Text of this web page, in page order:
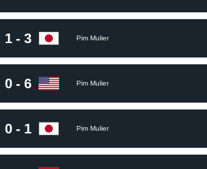
1 - 3 Pim Mulier
0 - 6 Pim Mulier
0 - 1 Pim Mulier